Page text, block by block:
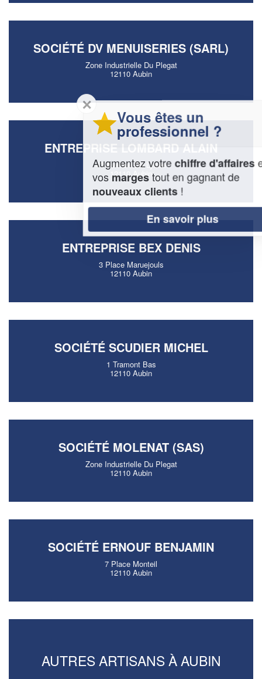
SOCIÉTÉ DV MENUISERIES (SARL)
Zone Industrielle Du Plegat
12110 Aubin
ENTREPRISE LOMBARD ALAIN
43 Avenue Du Lycee
12110 Aubin
ENTREPRISE BEX DENIS
3 Place Maruejouls
12110 Aubin
SOCIÉTÉ SCUDIER MICHEL
1 Tramont Bas
12110 Aubin
SOCIÉTÉ MOLENAT (SAS)
Zone Industrielle Du Plegat
12110 Aubin
SOCIÉTÉ ERNOUF BENJAMIN
7 Place Monteil
12110 Aubin
AUTRES ARTISANS À AUBIN
✕
Vous êtes un
professionnel ?
Augmentez votrechiffre d'affaireset
margestout en gagnant de
nouveaux clients!
En savoir plus